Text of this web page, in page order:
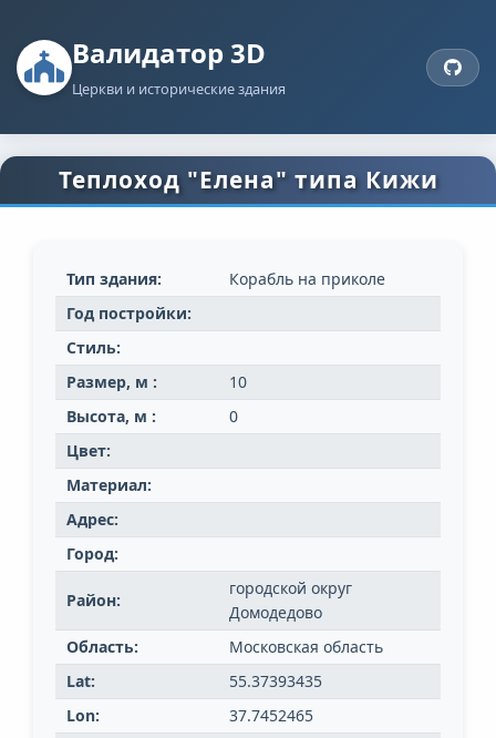
Валидатор 3D
Церкви и исторические здания
Теплоход "Елена" типа Кижи
Тип здания:
Корабль на приколе
Год постройки:
Стиль:
Размер, м :
10
Высота, м :
0
Цвет:
Материал:
Адрес:
Город:
Район:
городской округ
Домодедово
Область:
Московская область
Lat:
55.37393435
Lon:
37.7452465